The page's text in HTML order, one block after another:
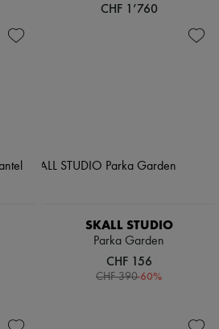
CHF 1’760
SKALL STUDIO
Parka Garden
CHF 156
CHF 390-60%